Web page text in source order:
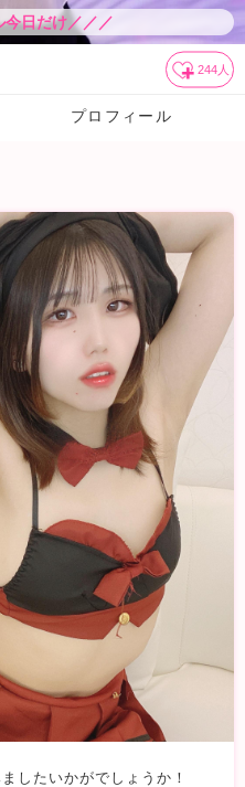
日だけ／／／
244 人
プロフィール
したいかがでしょうか！